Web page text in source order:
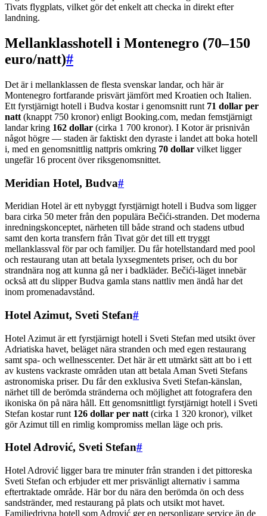
Tivats flygplats, vilket gör det enkelt att checka in direkt efter
landning.
Mellanklasshotell i Montenegro (70–150
euro/natt)#
Det är i mellanklassen de flesta svenskar landar, och här är
Montenegro fortfarande prisvärt jämfört med Kroatien och Italien.
Ett fyrstjärnigt hotell i Budva kostar i genomsnitt runt 71 dollar per
natt (knappt 750 kronor) enligt Booking.com, medan femstjärnigt
landar kring 162 dollar (cirka 1 700 kronor). I Kotor är prisnivån
något högre — staden är faktiskt den dyraste i landet att boka hotell
i, med en genomsnittlig nattpris omkring 70 dollar vilket ligger
ungefär 16 procent över riksgenomsnittet.
Meridian Hotel, Budva#
Meridian Hotel är ett nybyggt fyrstjärnigt hotell i Budva som ligger
bara cirka 50 meter från den populära Bečići-stranden. Det moderna
inredningskonceptet, närheten till både strand och stadens utbud
samt den korta transfern från Tivat gör det till ett tryggt
mellanklassval för par och familjer. Du får hotellstandard med pool
och restaurang utan att betala lyxsegmentets priser, och du bor
strandnära nog att kunna gå ner i badkläder. Bečići-läget innebär
också att du slipper Budva gamla stans nattliv men ändå har det
inom promenadavstånd.
Hotel Azimut, Sveti Stefan#
Hotel Azimut är ett fyrstjärnigt hotell i Sveti Stefan med utsikt över
Adriatiska havet, beläget nära stranden och med egen restaurang
samt spa- och wellnesscenter. Det här är ett utmärkt sätt att bo i ett
av kustens vackraste områden utan att betala Aman Sveti Stefans
astronomiska priser. Du får den exklusiva Sveti Stefan-känslan,
närhet till de berömda stränderna och möjlighet att fotografera den
ikoniska ön på nära håll. Ett genomsnittligt fyrstjärnigt hotell i Sveti
Stefan kostar runt 126 dollar per natt (cirka 1 320 kronor), vilket
gör Azimut till en rimlig kompromiss mellan läge och pris.
Hotel Adrović, Sveti Stefan#
Hotel Adrović ligger bara tre minuter från stranden i det pittoreska
Sveti Stefan och erbjuder ett mer prisvänligt alternativ i samma
eftertraktade område. Här bor du nära den berömda ön och dess
sandstränder, med restaurang på plats och utsikt mot havet.
Familjedrivna hotell som Adrović ger en personligare service än de